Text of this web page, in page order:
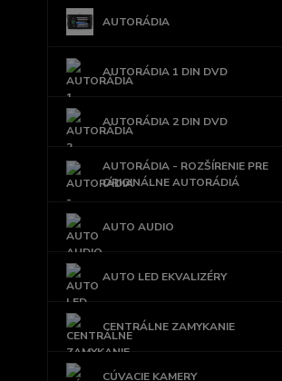
AUTORÁDIA
AUTORÁDIA 1 DIN DVD
AUTORÁDIA 2 DIN DVD
AUTORÁDIA - ROZŠÍRENIE PRE
ORIGINÁLNE AUTORÁDIÁ
AUTO AUDIO
AUTO LED EKVALIZÉRY
CENTRÁLNE ZAMYKANIE
CÚVACIE KAMERY